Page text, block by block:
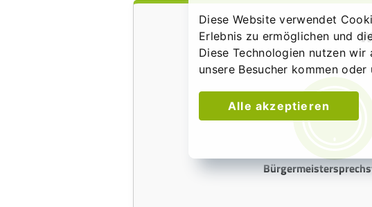
Diese Website verwendet
Erlebnis zu ermöglichen und
Diese Technologien nutzen wir
unsere Besucher kommen
Alle akzeptieren